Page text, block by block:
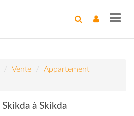
Vente
Appartement
à Skikda